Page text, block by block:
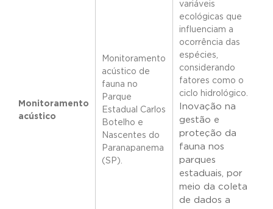
Monitoramento
acústico
Monitoramento
acústico de
fauna no
Parque
Estadual Carlos
Botelho e
Nascentes do
Paranapanema
(SP)
variáveis
ecológicas que
influenciam a
ocorrência das
espécies,
considerando
fatores como o
ciclo hidrológico.
Inovação na
gestão e
proteção da
fauna nos
parques
estaduais, por
meio da coleta
de dados a